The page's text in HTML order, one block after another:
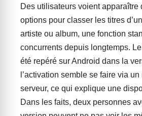
Des utilisateurs voient apparaître
options pour classer les titres
artiste ou album, une fonction
concurrents depuis longtemps.
été repéré sur Android dans la
l’activation semble se faire via
serveur, ce qui explique une
Dans les faits, deux personnes